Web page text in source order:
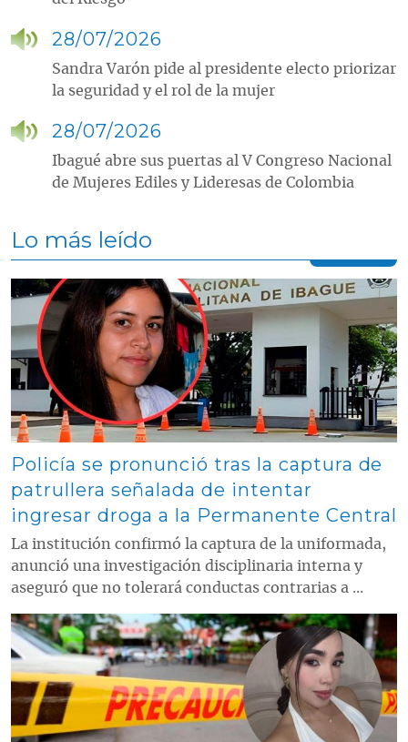
28/07/2026
Sandra Varón pide al presidente electo priorizar
la seguridad y el rol de la mujer
28/07/2026
Ibagué abre sus puertas al V Congreso Nacional
de Mujeres Ediles y Lideresas de Colombia
Lo más leído
Contenido multimedia principal
Policía se pronunció tras la captura de
patrullera señalada de intentar
ingresar droga a la Permanente Central
La institución confirmó la captura de la uniformada,
anunció una investigación disciplinaria interna y
aseguró que no tolerará conductas contrarias a ...
Contenido multimedia principal